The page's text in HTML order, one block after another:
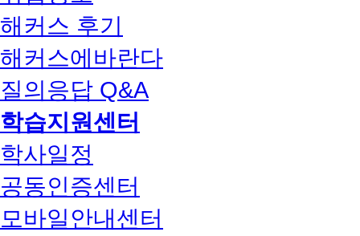
해커스 후기
해커스에바란다
질의응답 Q&A
학습지원센터
학사일정
공동인증센터
모바일안내센터